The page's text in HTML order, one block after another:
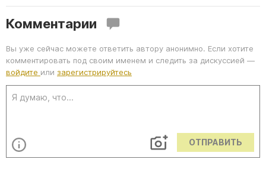
Комментарии
Вы уже сейчас можете ответить автору анонимно. Если хотите
комментировать под своим именем и следить за дискуссией —
войдите или зарегистрируйтесь
ОТПРАВИТЬ